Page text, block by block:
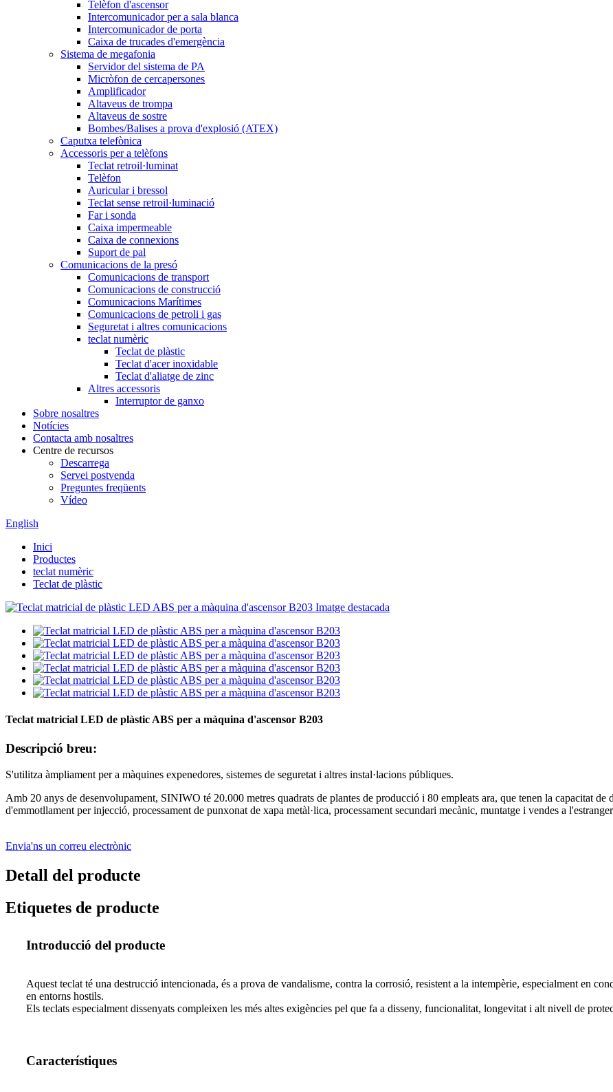
Telèfon d'ascensor
Intercomunicador per a sala blanca
Intercomunicador de porta
Caixa de trucades d'emergència
Sistema de megafonia
Servidor del sistema de PA
Micròfon de cercapersones
Amplificador
Altaveus de trompa
Altaveus de sostre
Bombes/Balises a prova d'explosió (ATEX)
Caputxa telefònica
Accessoris per a telèfons
Teclat retroil·luminat
Telèfon
Auricular i bressol
Teclat sense retroil·luminació
Far i sonda
Caixa impermeable
Caixa de connexions
Suport de pal
Comunicacions de la presó
Comunicacions de transport
Comunicacions de construcció
Comunicacions Marítimes
Comunicacions de petroli i gas
Seguretat i altres comunicacions
teclat numèric
Teclat de plàstic
Teclat d'acer inoxidable
Teclat d'aliatge de zinc
Altres accessoris
Interruptor de ganxo
Sobre nosaltres
Notícies
Contacta amb nosaltres
Centre de recursos
Descarrega
Servei postvenda
Preguntes freqüents
Vídeo
English
Inici
Productes
teclat numèric
Teclat de plàstic
Teclat matricial LED de plàstic ABS per a màquina d'ascensor B203
Descripció breu:
S'utilitza àmpliament per a màquines expenedores, sistemes de seguretat i altres instal·lacions públiques.
Amb 20 anys de desenvolupament, SINIWO té 20.000 metres quadrats de plantes de producció i 80 empleats ara, que tenen la capacitat
d'emmotllament per injecció, processament de punxonat de xapa metàl·lica, processament secundari mecànic, muntatge i vendes a
Envia'ns un correu electrònic
Detall del producte
Etiquetes de producte
Introducció del producte
Aquest teclat té una destrucció intencionada, és a prova de vandalisme, contra la corrosió, resistent a la intempèrie, especialment en
en entorns hostils.
Els teclats especialment dissenyats compleixen les més altes exigències pel que fa a disseny, funcionalitat, longevitat i alt nivell de
Característiques